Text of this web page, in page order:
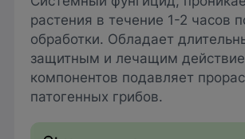
растения в течение 1-2 часов
обработки. Обладает
защитным и лечащим
компонентов подавляет
патогенных грибов.